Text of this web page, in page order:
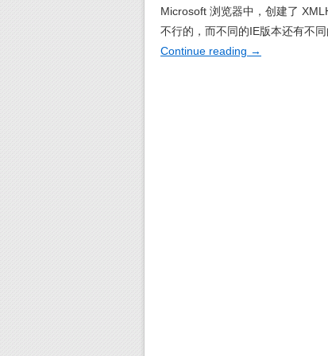
Microsoft 浏览器中，创建了
不行的，而不同的IE版本还有不
Continue reading →